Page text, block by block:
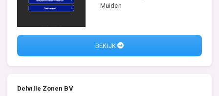
Muiden
BEKIJK
Delville Zonen BV